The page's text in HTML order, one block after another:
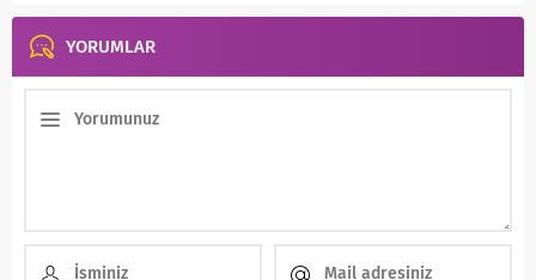
YORUMLAR